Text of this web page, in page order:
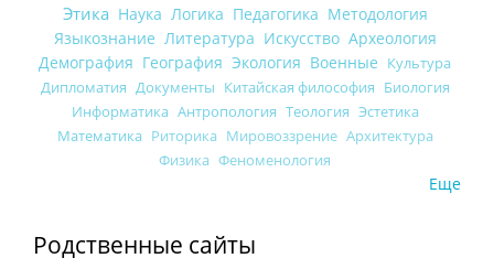
Этика Наука Логика Педагогика Методология
Языкознание Литература Искусство Археология
Демография География Экология Военные Культура
Дипломатия Документы Китайская философия Биология
Информатика Антропология Теология Эстетика
Математика Риторика Мировоззрение Архитектура
Физика Феноменология
Еще
Родственные сайты